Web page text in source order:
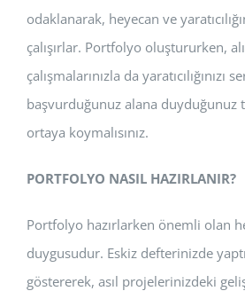
odaklanarak, heyecan ve
çalışırlar. Portfolyo oluştururken,
çalışmalarınızla da yaratıcılığınızı
başvurduğunuz alana duyduğunuz
ortaya koymalısınız.
PORTFOLYO NASIL HAZIRLANIR?
Portfolyo hazırlarken önemli olan
duygusudur. Eskiz defterinizde
göstererek, asıl projelerinizdeki